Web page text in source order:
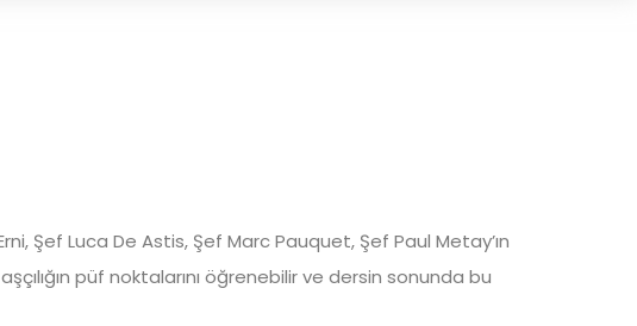
Şef Luca De Astis, Şef Marc Pauquet, Şef Paul Metay’ın
püf noktalarını öğrenebilir ve dersin sonunda bu